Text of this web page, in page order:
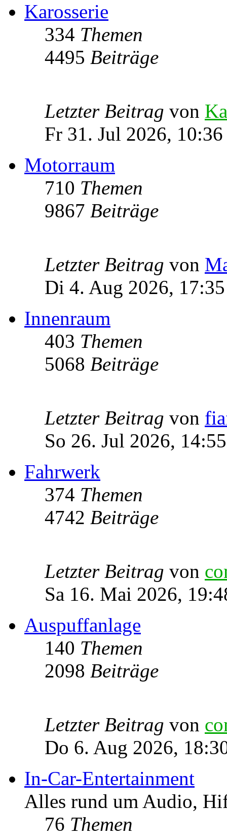
Karosserie
334 Themen
4495 Beiträge
Letzter Beitrag von
Fr 31. Jul 2026, 10:36
Motorraum
710 Themen
9867 Beiträge
Letzter Beitrag von
Di 4. Aug 2026, 17:35
Innenraum
403 Themen
5068 Beiträge
Letzter Beitrag von
So 26. Jul 2026, 14:55
Fahrwerk
374 Themen
4742 Beiträge
Letzter Beitrag von
Sa 16. Mai 2026,
Auspuffanlage
140 Themen
2098 Beiträge
Letzter Beitrag von
Do 6. Aug 2026,
In-Car-Entertainment
Alles rund um Audio,
76 Themen